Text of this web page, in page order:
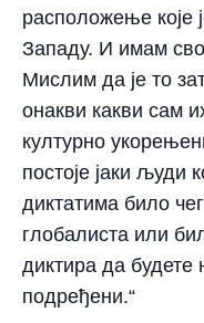
расположење које
Западу. И имам
Мислим да је то
онакви какви сам
културно
постоје јаки људи
диктатима било
глобалиста или
диктира да будете
подређени.“